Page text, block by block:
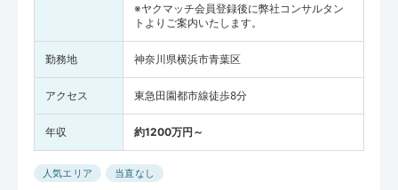
※ヤクマッチ会員登録後に弊社コンサルタン
トよりご案内いたします。
勤務地 神奈川県横浜市青葉区
アクセス 東急田園都市線徒歩8分
年収 約1200万円～
人気エリア 当直なし